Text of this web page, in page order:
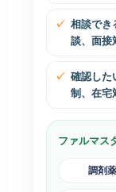
相談でき
談、面接
確認した
制、在宅
ファルマス
調剤